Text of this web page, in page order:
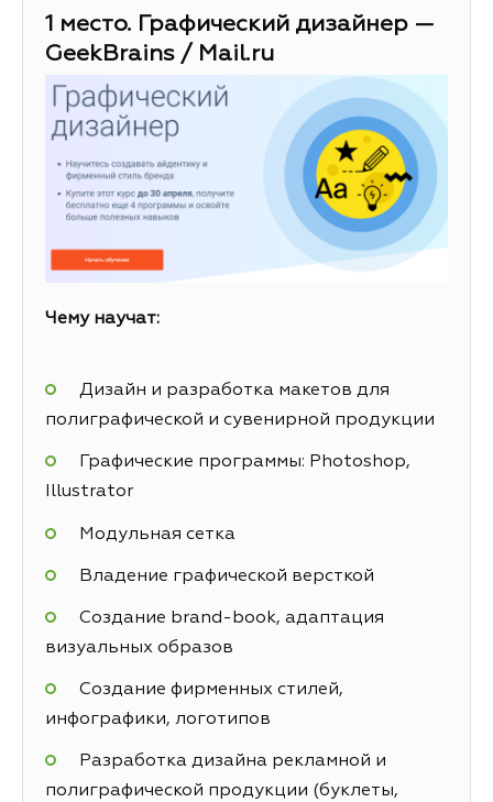
1 место. Графический дизайнер —
GeekBrains / Mail.ru
Чему научат:
Дизайн и разработка макетов для
полиграфической и сувенирной продукции
Графические программы: Photoshop,
Illustrator
Модульная сетка
Владение графической версткой
Создание brand-book, адаптация
визуальных образов
Создание фирменных стилей,
инфографики, логотипов
Разработка дизайна рекламной и
полиграфической продукции (буклеты,